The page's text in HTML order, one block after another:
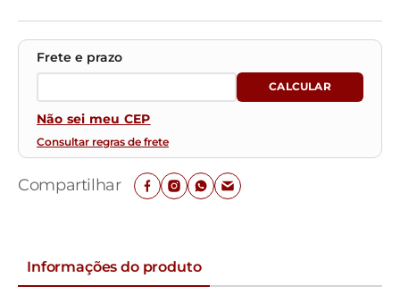
Não sei meu CEP
Consultar regras de frete
Compartilhar
Informações do produto